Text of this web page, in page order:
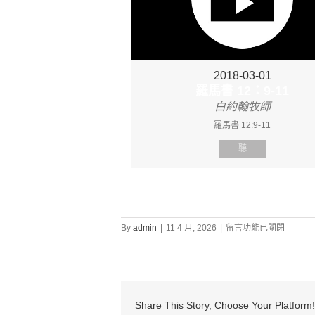
2018-03-01
白約翰牧師
羅馬書 12:9-11
聽
By admin 11 4 月, 2026
在
〈證
馬
留言功能已關閉
Share This Story, Choose Your Platform!